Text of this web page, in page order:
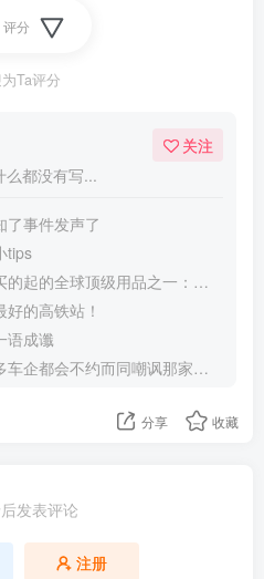
评分
Ta评分
么都没有写...
关注
了事件发声了
tips
球顶级用品之一：WD-40润滑除锈剂！
的高铁站！
语成谶
会不约而同嘲讽那家说不得的车企？
分享 收藏
发表评论
注册